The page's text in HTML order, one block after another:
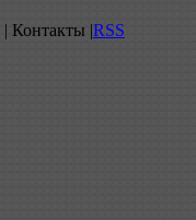
| Контакты |RSS